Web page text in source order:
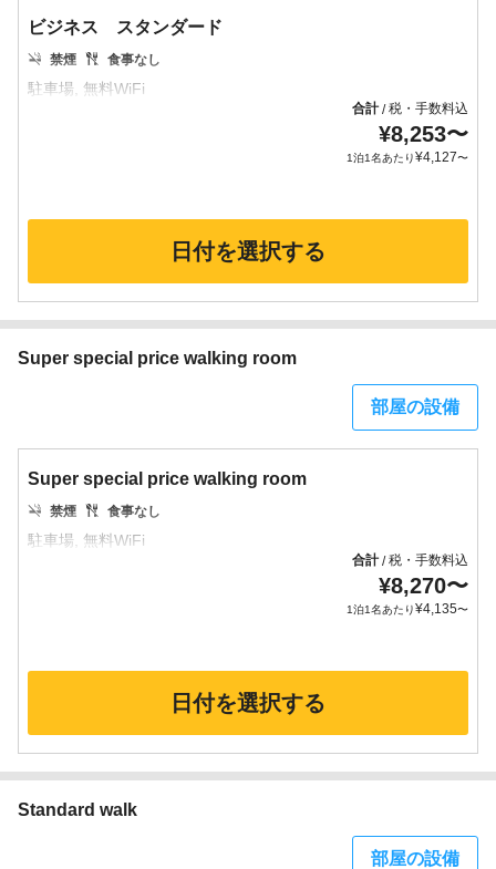
ビジネス スタンダード
禁煙 食事なし
合計/税・手数料込
¥8,253〜
1泊1名あたり¥4,127〜
日付を選択する
Super special price walking room
部屋の設備
Super special price walking room
禁煙 食事なし
合計/税・手数料込
¥8,270〜
1泊1名あたり¥4,135〜
日付を選択する
Standard walk
部屋の設備